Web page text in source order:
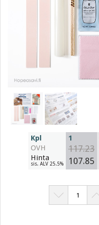
Kpl
OVH
Hinta
sis. ALV 25.5%
1
117.23
107.85